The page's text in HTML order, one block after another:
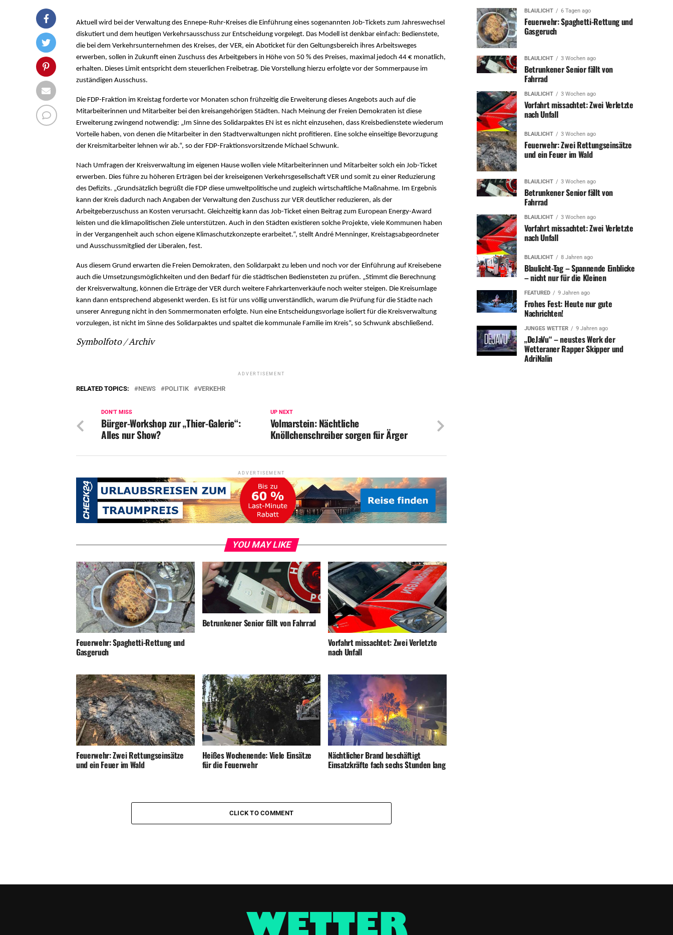
Aktuell wird bei der Verwaltung des Ennepe-Ruhr-Kreises die Einführung eines sogenannten Job-Tickets zum Jahreswechsel
diskutiert und dem heutigen Verkehrsausschuss zur Entscheidung vorgelegt. Das Modell ist denkbar einfach: Bedienstete,
die bei dem Verkehrsunternehmen des Kreises, der VER, ein Aboticket für den Geltungsbereich ihres Arbeitsweges
erwerben, sollen in Zukunft einen Zuschuss des Arbeitgebers in Höhe von 50 % des Preises, maximal jedoch 44 € monatlich,
erhalten. Dieses Limit entspricht dem steuerlichen Freibetrag. Die Vorstellung hierzu erfolgte vor der Sommerpause im
zuständigen Ausschuss.
Die FDP-Fraktion im Kreistag forderte vor Monaten schon frühzeitig die Erweiterung dieses Angebots auch auf die
Mitarbeiterinnen und Mitarbeiter bei den kreisangehörigen Städten. Nach Meinung der Freien Demokraten ist diese
Erweiterung zwingend notwendig: „Im Sinne des Solidarpaktes EN ist es nicht einzusehen, dass Kreisbedienstete wiederum
Vorteile haben, von denen die Mitarbeiter in den Stadtverwaltungen nicht profitieren. Eine solche einseitige Bevorzugung
der Kreismitarbeiter lehnen wir ab.“, so der FDP-Fraktionsvorsitzende Michael Schwunk.
Nach Umfragen der Kreisverwaltung im eigenen Hause wollen viele Mitarbeiterinnen und Mitarbeiter solch ein Job-Ticket
erwerben. Dies führe zu höheren Erträgen bei der kreiseigenen Verkehrsgesellschaft VER und somit zu einer Reduzierung
des Defizits. „Grundsätzlich begrüßt die FDP diese umweltpolitische und zugleich wirtschaftliche Maßnahme. Im Ergebnis
kann der Kreis dadurch nach Angaben der Verwaltung den Zuschuss zur VER deutlicher reduzieren, als der
Arbeitgeberzuschuss an Kosten verursacht. Gleichzeitig kann das Job-Ticket einen Beitrag zum European Energy-Award
leisten und die klimapolitischen Ziele unterstützen. Auch in den Städten existieren solche Projekte, viele Kommunen haben
in der Vergangenheit auch schon eigene Klimaschutzkonzepte erarbeitet.“, stellt André Menninger, Kreistagsabgeordneter
und Ausschussmitglied der Liberalen, fest.
Aus diesem Grund erwarten die Freien Demokraten, den Solidarpakt zu leben und noch vor der Einführung auf Kreisebene
auch die Umsetzungsmöglichkeiten und den Bedarf für die städtischen Bediensteten zu prüfen. „Stimmt die Berechnung
der Kreisverwaltung, können die Erträge der VER durch weitere Fahrkartenverkäufe noch weiter steigen. Die Kreisumlage
kann dann entsprechend abgesenkt werden. Es ist für uns völlig unverständlich, warum die Prüfung für die Städte nach
unserer Anregung nicht in den Sommermonaten erfolgte. Nun eine Entscheidungsvorlage isoliert für die Kreisverwaltung
vorzulegen, ist nicht im Sinne des Solidarpaktes und spaltet die kommunale Familie im Kreis“, so Schwunk abschließend.
Symbolfoto / Archiv
ADVERTISEMENT
RELATED TOPICS: NEWS POLITIK VERKEHR
UP NEXT
Volmarstein: Nächtliche
Knöllchenschreiber sorgen für Ärger
DON'T MISS
Bürger-Workshop zur „Thier-Galerie“:
Alles nur Show?
ADVERTISEMENT
YOU MAY LIKE
Feuerwehr: Spaghetti-Rettung und
Gasgeruch
Betrunkener Senior fällt von Fahrrad
Vorfahrt missachtet: Zwei Verletzte
nach Unfall
Feuerwehr: Zwei Rettungseinsätze
und ein Feuer im Wald
Heißes Wochenende: Viele Einsätze
für die Feuerwehr
Nächtlicher Brand beschäftigt
Einsatzkräfte fach sechs Stunden lang
CLICK TO COMMENT
BLAULICHT 6 Tagen ago
Feuerwehr: Spaghetti-Rettung und
Gasgeruch
BLAULICHT 3 Wochen ago
Betrunkener Senior fällt von
Fahrrad
BLAULICHT 3 Wochen ago
Vorfahrt missachtet: Zwei Verletzte
nach Unfall
BLAULICHT 3 Wochen ago
Feuerwehr: Zwei Rettungseinsätze
und ein Feuer im Wald
BLAULICHT 3 Wochen ago
Betrunkener Senior fällt von
Fahrrad
BLAULICHT 3 Wochen ago
Vorfahrt missachtet: Zwei Verletzte
nach Unfall
BLAULICHT 8 Jahren ago
Blaulicht-Tag – Spannende Einblicke
– nicht nur für die Kleinen
FEATURED 9 Jahren ago
Frohes Fest: Heute nur gute
Nachrichten!
JUNGES WETTER 9 Jahren ago
„DeJaVu“ – neustes Werk der
Wetteraner Rapper Skipper und
AdriNalin